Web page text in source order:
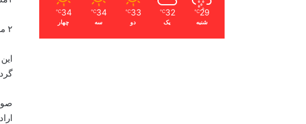
۲ مدال نقره در بخش NoGi
29
℃
شنبه
32
℃
یک
33
℃
دو
34
℃
سه
34
℃
چهار